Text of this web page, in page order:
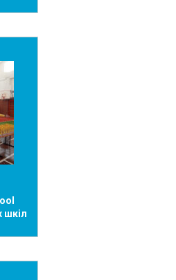
шкіл